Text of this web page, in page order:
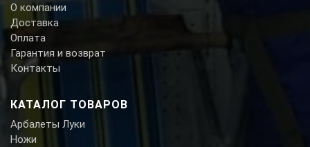
О компании
Доставка
Оплата
Гарантия и возврат
Контакты
КАТАЛОГ ТОВАРОВ
Арбалеты Луки
Ножи